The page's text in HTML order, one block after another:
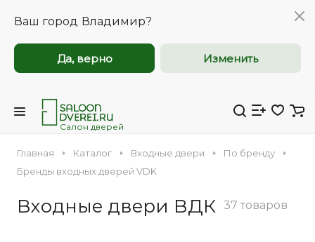
Ваш город Владимир?
Да, верно Изменить
Салон дверей
Главная Каталог Входные двери
По бренду
Бренды входных дверей VDK
Входные двери ВДК 37 товаров
Входная Межкомнатная
входные двери
оптом
Компания Saloondverei.ru приглашает к
организации, застройщиков,
дизайнеров и индивидуальных
входные двери
оптом
Компания Saloondverei.ru приглашает к
организации, застройщиков,
дизайнеров и индивидуальных